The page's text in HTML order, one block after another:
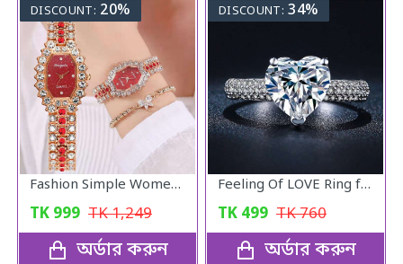
DISCOUNT: 20%
Fashion Simple Women Watches With Bracelet Set Quartz Wristwatch Shiny Stone Red Colour
TK 999 TK1,249
অর্ডার করুন
DISCOUNT: 34%
Feeling Of LOVE Ring for women
TK 499 TK760
অর্ডার করুন